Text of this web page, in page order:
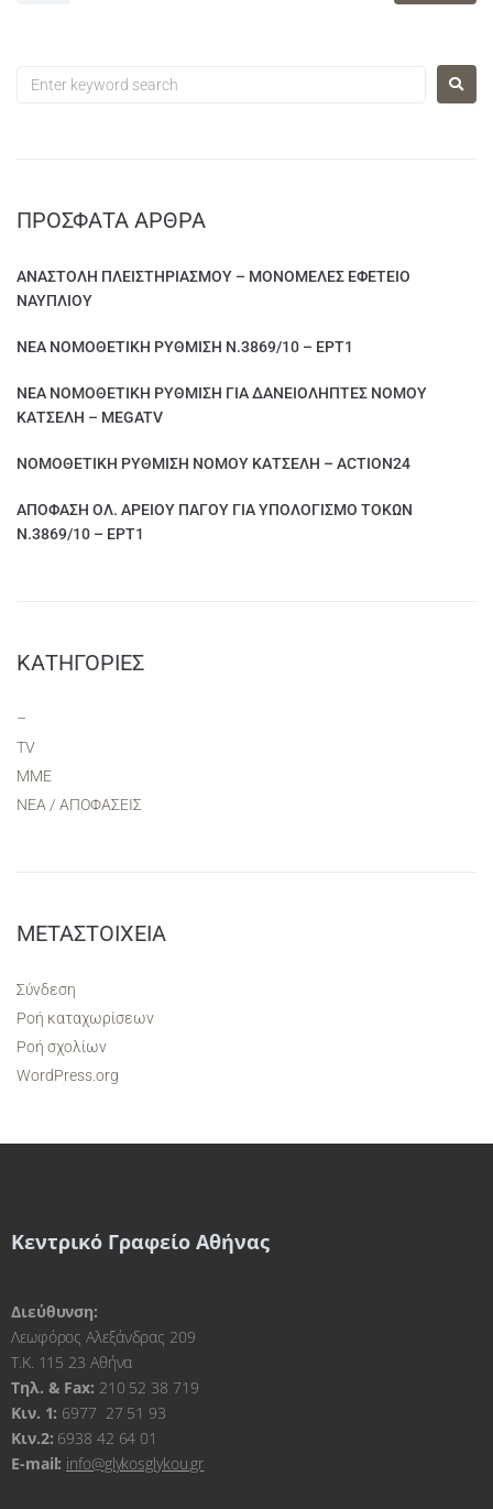
ΠΡΌΣΦΑΤΑ ΆΡΘΡΑ
ΑΝΑΣΤΟΛΗ ΠΛΕΙΣΤΗΡΙΑΣΜΟΥ – ΜΟΝΟΜΕΛΕΣ ΕΦΕΤΕΙΟ
ΝΑΥΠΛΙΟΥ
ΝΕΑ ΝΟΜΟΘΕΤΙΚΗ ΡΥΘΜΙΣΗ Ν.3869/10 – ΕΡΤ1
ΝΕΑ ΝΟΜΟΘΕΤΙΚΗ ΡΥΘΜΙΣΗ ΓΙΑ ΔΑΝΕΙΟΛΗΠΤΕΣ ΝΟΜΟΥ
ΚΑΤΣΕΛΗ – MEGATV
ΝΟΜΟΘΕΤΙΚΗ ΡΥΘΜΙΣΗ ΝΟΜΟΥ ΚΑΤΣΕΛΗ – ACTION24
ΑΠΟΦΑΣΗ ΟΛ. ΑΡΕΙΟΥ ΠΑΓΟΥ ΓΙΑ ΥΠΟΛΟΓΙΣΜΟ ΤΟΚΩΝ
Ν.3869/10 – ΕΡΤ1
KΑΤΗΓΟΡΊΕΣ
–
TV
ΜΜΕ
ΝΕΑ / ΑΠΟΦΑΣΕΙΣ
ΜΕΤΑΣΤΟΙΧΕΊΑ
Σύνδεση
Ροή καταχωρίσεων
Ροή σχολίων
WordPress.org
Κεντρικό Γραφείο Αθήνας
Διεύθυνση:
Λεωφόρος Αλεξάνδρας 209
Τ.Κ. 115 23 Αθήνα
Τηλ. & Fax: 210 52 38 719
Kιν. 1: 6977 27 51 93
Κιν.2: 6938 42 64 01
E-mail: info@glykosglykou.gr